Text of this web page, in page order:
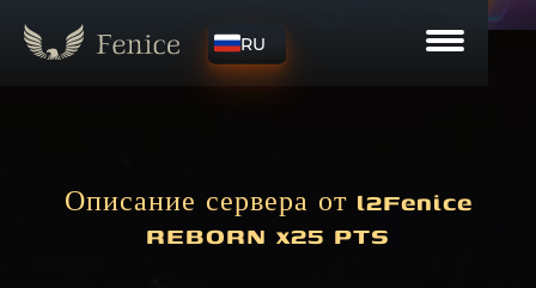
RU
Описание сервера от l2Fenice
REBORN x25 PTS